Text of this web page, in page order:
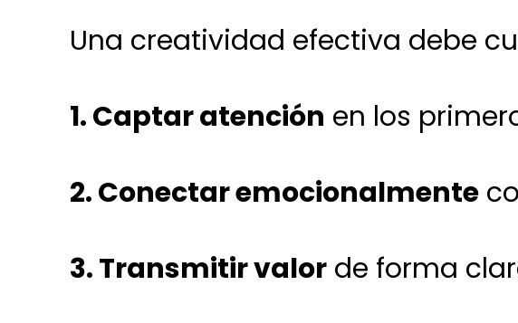
Una creatividad efectiva debe
1. Captar atención en los
2. Conectar emocionalmente
3. Transmitir valor de forma